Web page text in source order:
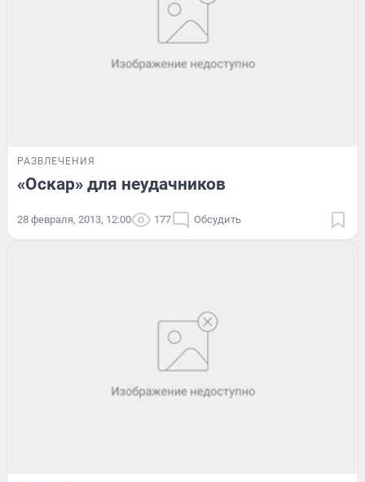
РАЗВЛЕЧЕНИЯ
«Оскар» для неудачников
28 февраля, 2013, 12:00 177 Обсудить